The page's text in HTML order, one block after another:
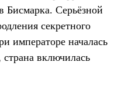
Бисмарка. Серьёзной
секретного
императоре началась
включилась